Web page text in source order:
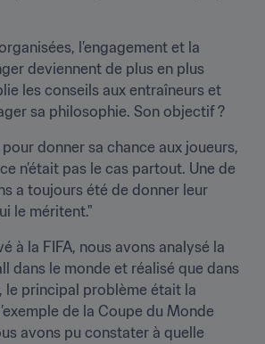
l’engagement et la
deviennent de plus en plus
les conseils aux entraîneurs et
sa philosophie. Son objectif ?
donner sa chance aux joueurs,
n’était pas le cas partout. Une de
a toujours été de donner leur
le méritent."
à la FIFA, nous avons analysé la
dans le monde et réalisé que dans
le principal problème était la
de la Coupe du Monde
avons pu constater à quelle